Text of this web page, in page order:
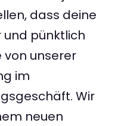
dass deine
und pünktlich
von unserer
im
Wir
neuen